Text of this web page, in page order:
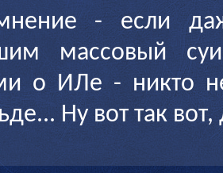
- если
массовый
о ИЛе - никто
Ну вот так вот,